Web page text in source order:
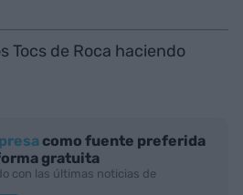
Tocs de Roca haciendo
como fuente preferida
gratuita
con las últimas noticias de